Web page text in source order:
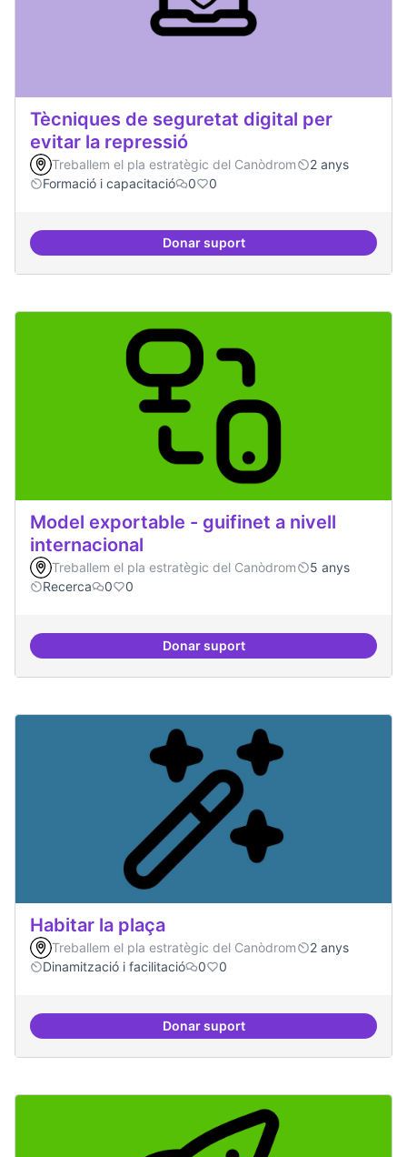
Tècniques de seguretat digital per
evitar la repressió
Treballem el pla estratègic del Canòdrom
2 anys
Formació i capacitació
0 0
Donar suportTècniques de seguretat digital
Model exportable - guifinet a nivell
internacional
Treballem el pla estratègic del Canòdrom
5 anys
Recerca
0 0
Donar suportModel exportable - guifinet a
Habitar la plaça
Treballem el pla estratègic del Canòdrom
2 anys
Dinamització i facilitació
0 0
Donar suportHabitar la plaça